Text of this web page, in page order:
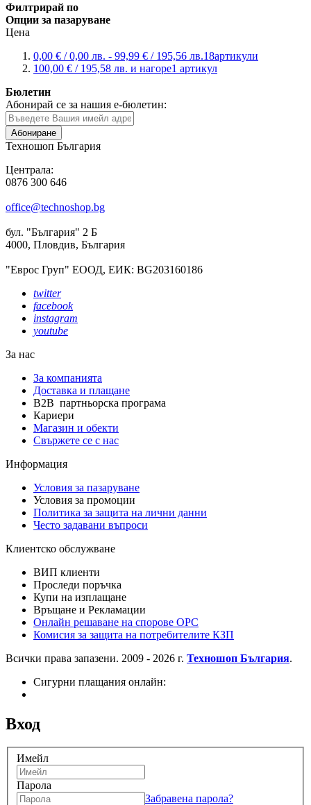
Филтрирай по
Опции за пазаруване
Цена
0,00 € /0,00 лв. - 99,99 € / 195,56 лв.18артикули
100,00 € / 195,58 лв. и нагоре1 артикул
Бюлетин
Абонирай се за нашия е-бюлетин:
Абониране
Техношоп България
Централа:
0876 300 646
office@technoshop.bg
бул. "България" 2 Б
4000, Пловдив, България
"Еврос Груп" ЕООД, ЕИК: BG203160186
twitter
facebook
instagram
youtube
За нас
За компанията
Доставка и плащане
B2B партньорска програма
Кариери
Магазин и обекти
Свържете се с нас
Информация
Условия за пазаруване
Условия за промоции
Политика за защита на лични данни
Често задавани въпроси
Клиентско обслужване
ВИП клиенти
Проследи поръчка
Купи на изплащане
Връщане и Рекламации
Онлайн решаване на спорове OPC
Комисия за защита на потребителите КЗП
Всички права запазени. 2009 - 2026 г. Техношоп България.
Сигурни плащания онлайн:
Вход
Имейл
Парола
Забравена парола?